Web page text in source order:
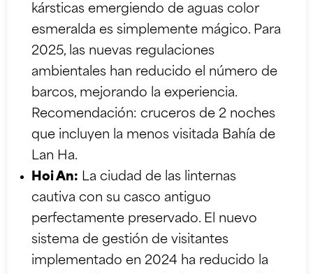
kársticas emergiendo de aguas color
esmeralda es simplemente mágico. Para
2025, las nuevas regulaciones
ambientales han reducido el número de
barcos, mejorando la experiencia.
Recomendación: cruceros de 2 noches
que incluyen la menos visitada Bahía de
Lan Ha.
Hoi An: La ciudad de las linternas
cautiva con su casco antiguo
perfectamente preservado. El nuevo
sistema de gestión de visitantes
implementado en 2024 ha reducido la